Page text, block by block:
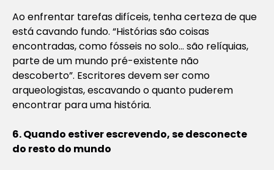
Ao enfrentar tarefas difíceis, tenha certeza de que
está cavando fundo. “Histórias são coisas
encontradas, como fósseis no solo… são relíquias,
parte de um mundo pré-existente não
descoberto”. Escritores devem ser como
arqueologistas, escavando o quanto puderem
encontrar para uma história.
6. Quando estiver escrevendo, se desconecte
do resto do mundo